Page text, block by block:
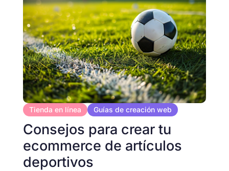
Tienda en línea Guías de creación web
Consejos para crear tu
ecommerce de artículos
deportivos